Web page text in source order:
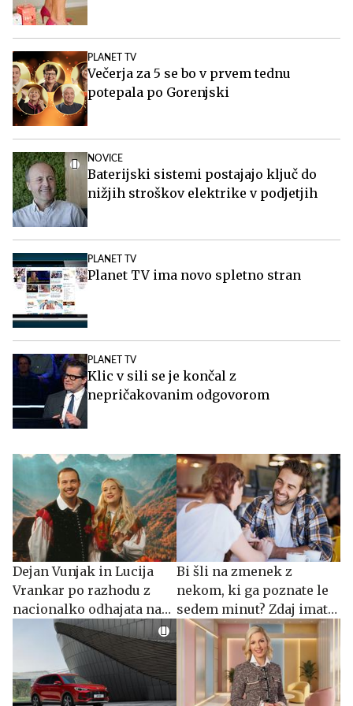
PLANET TV
Večerja za 5 se bo v prvem tednu
potepala po Gorenjski
NOVICE
Baterijski sistemi postajajo ključ do
nižjih stroškov elektrike v podjetjih
PLANET TV
Planet TV ima novo spletno stran
PLANET TV
Klic v sili se je končal z
nepričakovanim odgovorom
Dejan Vunjak in Lucija
Vrankar po razhodu z
nacionalko odhajata na
Planet TV
Bi šli na zmenek z
nekom, ki ga poznate le
sedem minut? Zdaj imate
priložnost.